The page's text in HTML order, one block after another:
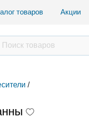
товаров Акции
/